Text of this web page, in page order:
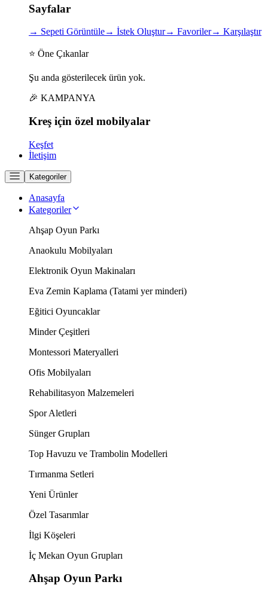
Sayfalar
→ Sepeti Görüntüle→ İstek Oluştur→ Favoriler→ Karşılaştır
⭐ Öne Çıkanlar
Şu anda gösterilecek ürün yok.
🎉 KAMPANYA
Kreş için özel mobilyalar
Keşfet
İletişim
Kategoriler
Anasayfa
Kategoriler
Ahşap Oyun Parkı
Anaokulu Mobilyaları
Elektronik Oyun Makinaları
Eva Zemin Kaplama (Tatami yer minderi)
Eğitici Oyuncaklar
Minder Çeşitleri
Montessori Materyalleri
Ofis Mobilyaları
Rehabilitasyon Malzemeleri
Spor Aletleri
Sünger Grupları
Top Havuzu ve Trambolin Modelleri
Tırmanma Setleri
Yeni Ürünler
Özel Tasarımlar
İlgi Köşeleri
İç Mekan Oyun Grupları
Ahşap Oyun Parkı